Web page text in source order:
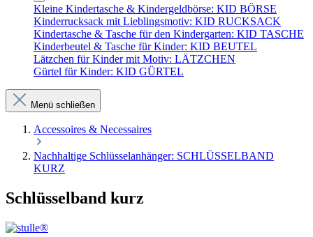
Kleine Kindertasche & Kindergeldbörse: KID BÖRSE
Kinderrucksack mit Lieblingsmotiv: KID RUCKSACK
Kindertasche & Tasche für den Kindergarten: KID TASCHE
Kinderbeutel & Tasche für Kinder: KID BEUTEL
Lätzchen für Kinder mit Motiv: LÄTZCHEN
Gürtel für Kinder: KID GÜRTEL
Menü schließen
Accessoires & Necessaires
Nachhaltige Schlüsselanhänger: SCHLÜSSELBAND
KURZ
Schlüsselband kurz